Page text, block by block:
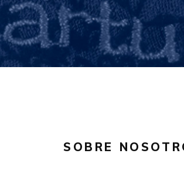
SOBRE